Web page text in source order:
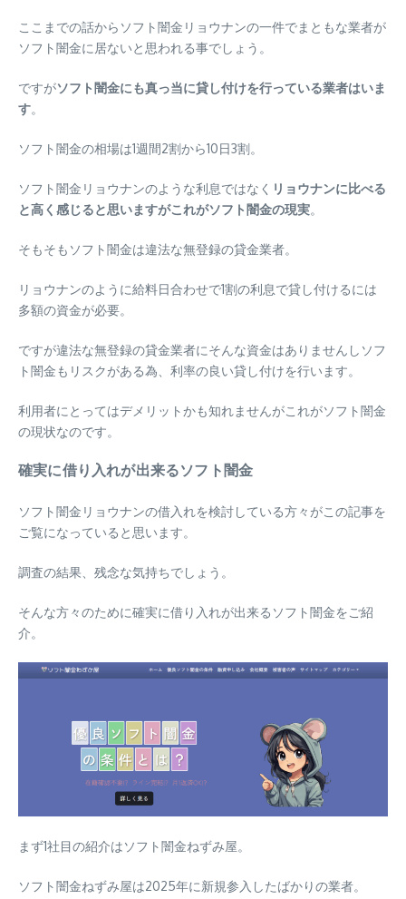
ここまでの話からソフト闇金リョウナンの一件でまともな業者が
ソフト闇金に居ないと思われる事でしょう。
ですがソフト闇金にも真っ当に貸し付けを行っている業者はいま
す。
ソフト闇金の相場は1週間2割から10日3割。
ソフト闇金リョウナンのような利息ではなく リョウナンに比べる
と高く感じると思いますがこれがソフト闇金の現実。
そもそもソフト闇金は違法な無登録の貸金業者。
リョウナンのように給料日合わせで1割の利息で貸し付けるには
多額の資金が必要。
ですが違法な無登録の貸金業者にそんな資金はありませんしソフ
ト闇金もリスクがある為、利率の良い貸し付けを行います。
利用者にとってはデメリットかも知れませんがこれがソフト闇金
の現状なのです。
確実に借り入れが出来るソフト闇金
ソフト闇金リョウナンの借入れを検討している方々がこの記事を
ご覧になっていると思います。
調査の結果、残念な気持ちでしょう。
そんな方々のために確実に借り入れが出来るソフト闇金をご紹
介。
まず1社目の紹介はソフト闇金ねずみ屋。
ソフト闇金ねずみ屋は2025年に新規参入したばかりの業者。